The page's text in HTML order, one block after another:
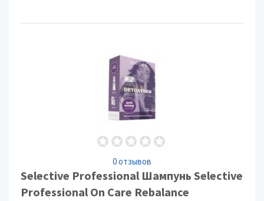
0 отзывов
Selective Professional Шампунь Selective
Professional On Care Rebalance